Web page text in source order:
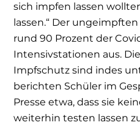
sich impfen lassen
lassen.“ Der
rund 90 Prozent der
Intensivstationen aus.
Impfschutz sind indes
berichten Schüler im
Presse etwa, dass sie
weiterhin testen lassen